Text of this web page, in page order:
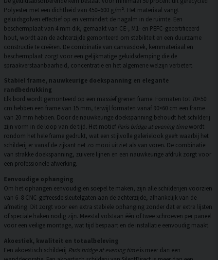
Polyester met een dichtheid van 450–600 g/m². Het materiaal vangt
geluidsgolven effectief op en vermindert de nagalm in de ruimte. Een
beschermplaat van 4 mm dik, gemaakt van CE-, M1- en PEFC-gecertificeerd
hout, wordt aan de achterzijde gemonteerd om stabiliteit en een duurzame
constructie te creëren. De combinatie van canvasdoek, kernmateriaal en
beschermplaat zorgt voor een gelijkmatige geluidsdemping die de
spraakverstaanbaarheid, concentratie en het algemene welzijn verbetert.
Stabiel frame, nauwkeurige doekspanning en elegante
randbedrukking
Elk bord wordt gemonteerd op een massief grenen frame. Formaten tot 70×50
cm hebben een frame van 15 mm, terwijl formaten vanaf 90×60 cm een frame
van 20 mm hebben. Door de nauwkeurige doekspanning behoudt het schilderij
zijn vorm in de loop van de tijd. Het motief Paris bridge at evening timewordt
rondom het hele frame gedrukt, wat een stijlvolle galerielook geeft waarbij het
schilderij er vanaf de zijkant net zo mooi uitziet als van voren. De combinatie
van strakke doekspanning, zuivere lijnen en een nauwkeurige afdruk zorgt voor
een professionele afwerking.
Eenvoudige ophanging
Om het ophangen eenvoudig en soepel te maken, zijn alle schilderijen voorzien
van 6–8 CNC-gefreesde sleutelgaten aan de achterzijde, afhankelijk van de
afmeting. Dit zorgt voor een extra stabiele ophanging zonder dat er extra lijsten
of speciale haken nodig zijn. Meestal volstaan één of twee schroeven per paneel
voor een veilige montage, wat tijd bespaart en de installatie eenvoudig maakt.
Akoestiek, kwaliteit en totaalbeleving
Een akoestisch schilderij Paris bridge at evening timeis meer dan een